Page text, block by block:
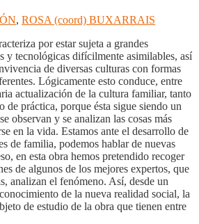
, ROSA (coord) BUXARRAIS
por estar sujeta a grandes
y tecnológicas difícilmente asimilables, así
de diversas culturas con formas
Lógicamente esto conduce, entre
actualización de la cultura familiar, tanto
de práctica, porque ésta sigue siendo un
observan y se analizan las cosas más
en la vida. Estamos ante el desarrollo de
de familia, podemos hablar de nuevas
en esta obra hemos pretendido recoger
de algunos de los mejores expertos, que
analizan el fenómeno. Así, desde un
de la nueva realidad social, la
de estudio de la obra que tienen entre